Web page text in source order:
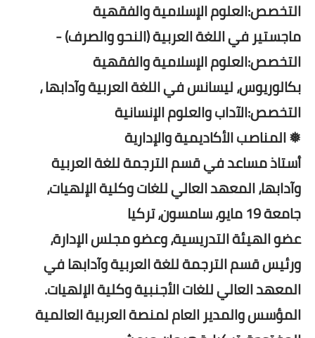
التخصص:العلوم الإسلامية والفقهية
ماجستير في اللغة العربية (النحو والصرف) -
التخصص:العلوم الإسلامية والفقهية
بكالوريوس، ليسانس في اللغة العربية وآدابها ،
التخصص:الآداب والعلوم الإنسانية
❅ المناصب الأكاديمية والإدارية
أستاذ مساعد في قسم الترجمة للغة العربية
وآدابها، المعهد العالي للغات وكلية الإلهيات،
جامعة 19 مايو، سامسون، تركيا
عضو الهيئة التدريسية، وعضو مجلس الإدارة،
ورئيس قسم الترجمة للغة العربية وآدابها في
المعهد العالي للغات الأجنبية وكلية الإلهيات.
المؤسس والمدير العام لمنصة العربية العالمية